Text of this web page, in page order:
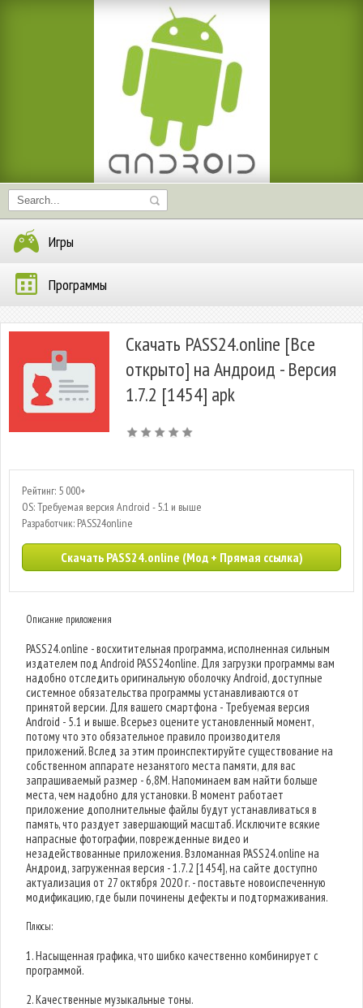
Игры
Программы
Скачать PASS24.online [Все
открыто] на Андроид - Версия
1.7.2 [1454] apk
Рейтинг: 5 000+
OS: Требуемая версия Android - 5.1 и выше
Разработчик: PASS24online
Скачать PASS24.online (Мод + Прямая ссылка)
Описание приложения
PASS24.online - восхитительная программа, исполненная сильным
издателем под Android PASS24online. Для загрузки программы вам
надобно отследить оригинальную оболочку Android, доступные
системное обязательства программы устанавливаются от
принятой версии. Для вашего смартфона - Требуемая версия
Android - 5.1 и выше. Всерьез оцените установленный момент,
потому что это обязательное правило производителя
приложений. Вслед за этим проинспектируйте существование на
собственном аппарате незанятого места памяти, для вас
запрашиваемый размер - 6,8M. Напоминаем вам найти больше
места, чем надобно для установки. В момент работает
приложение дополнительные файлы будут устанавливаться в
память, что раздует завершающий масштаб. Исключите всякие
напрасные фотографии, поврежденные видео и
незадействованные приложения. Взломанная PASS24.online на
Андроид, загруженная версия - 1.7.2 [1454], на сайте доступно
актуализация от 27 октября 2020 г. - поставьте новоиспеченную
модификацию, где были починены дефекты и подтормаживания.
Плюсы:
1. Насыщенная графика, что шибко качественно комбинирует с
программой.
2. Качественные музыкальные тоны.